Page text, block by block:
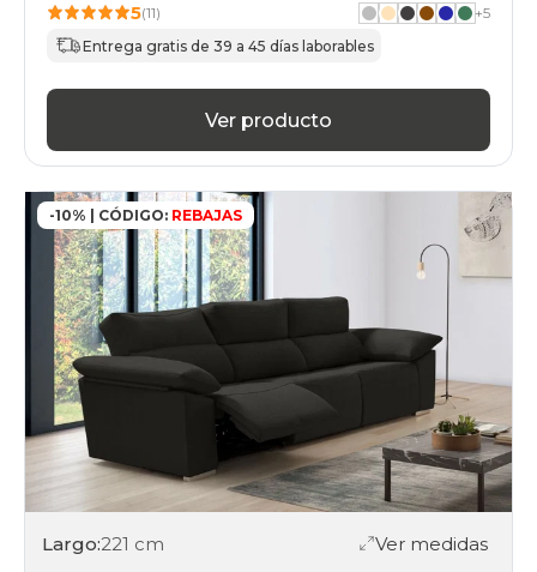
5(11) +5
Entrega gratis de 39 a 45 días laborables
Ver producto
-10% | CÓDIGO: REBAJAS
Largo:221 cm Ver medidas